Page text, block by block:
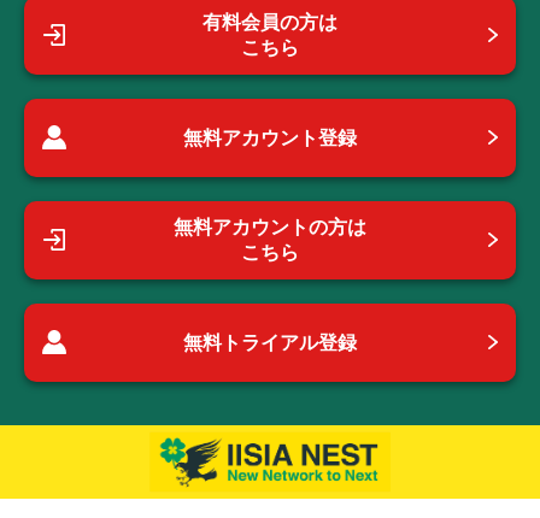
有料会員の方は
こちら
無料アカウント登録
無料アカウントの方は
こちら
無料トライアル登録